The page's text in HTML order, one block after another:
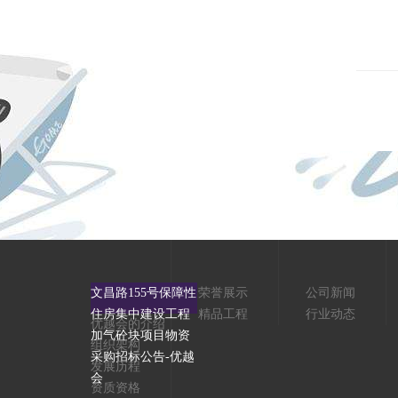
文昌路155号保障性
住房集中建设工程
加气砼块项目物资
采购招标公告-优越
会
优越会的介绍
组织架构
发展历程
资质资格
荣誉展示
精品工程
公司新闻
行业动态